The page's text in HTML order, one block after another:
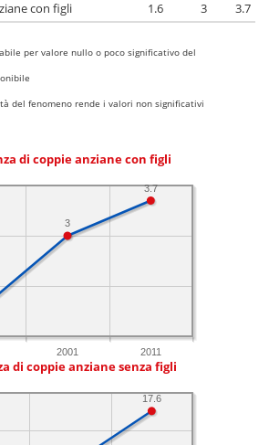
con figli
1.6 3 3.7
per valore nullo o poco significativo del
del fenomeno rende i valori non significativi
di coppie anziane con figli
2001 2011
3.7
3
di coppie anziane senza figli
17.6